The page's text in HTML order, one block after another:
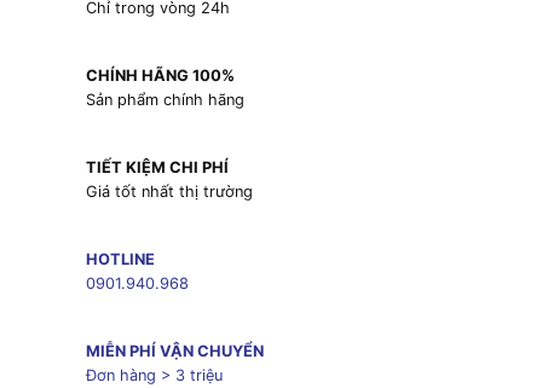
Chỉ trong vòng 24h
CHÍNH HÃNG 100%
Sản phẩm chính hãng
TIẾT KIỆM CHI PHÍ
Giá tốt nhất thị trường
HOTLINE
0901.940.968
MIỄN PHÍ VẬN CHUYỂN
Đơn hàng > 3 triệu